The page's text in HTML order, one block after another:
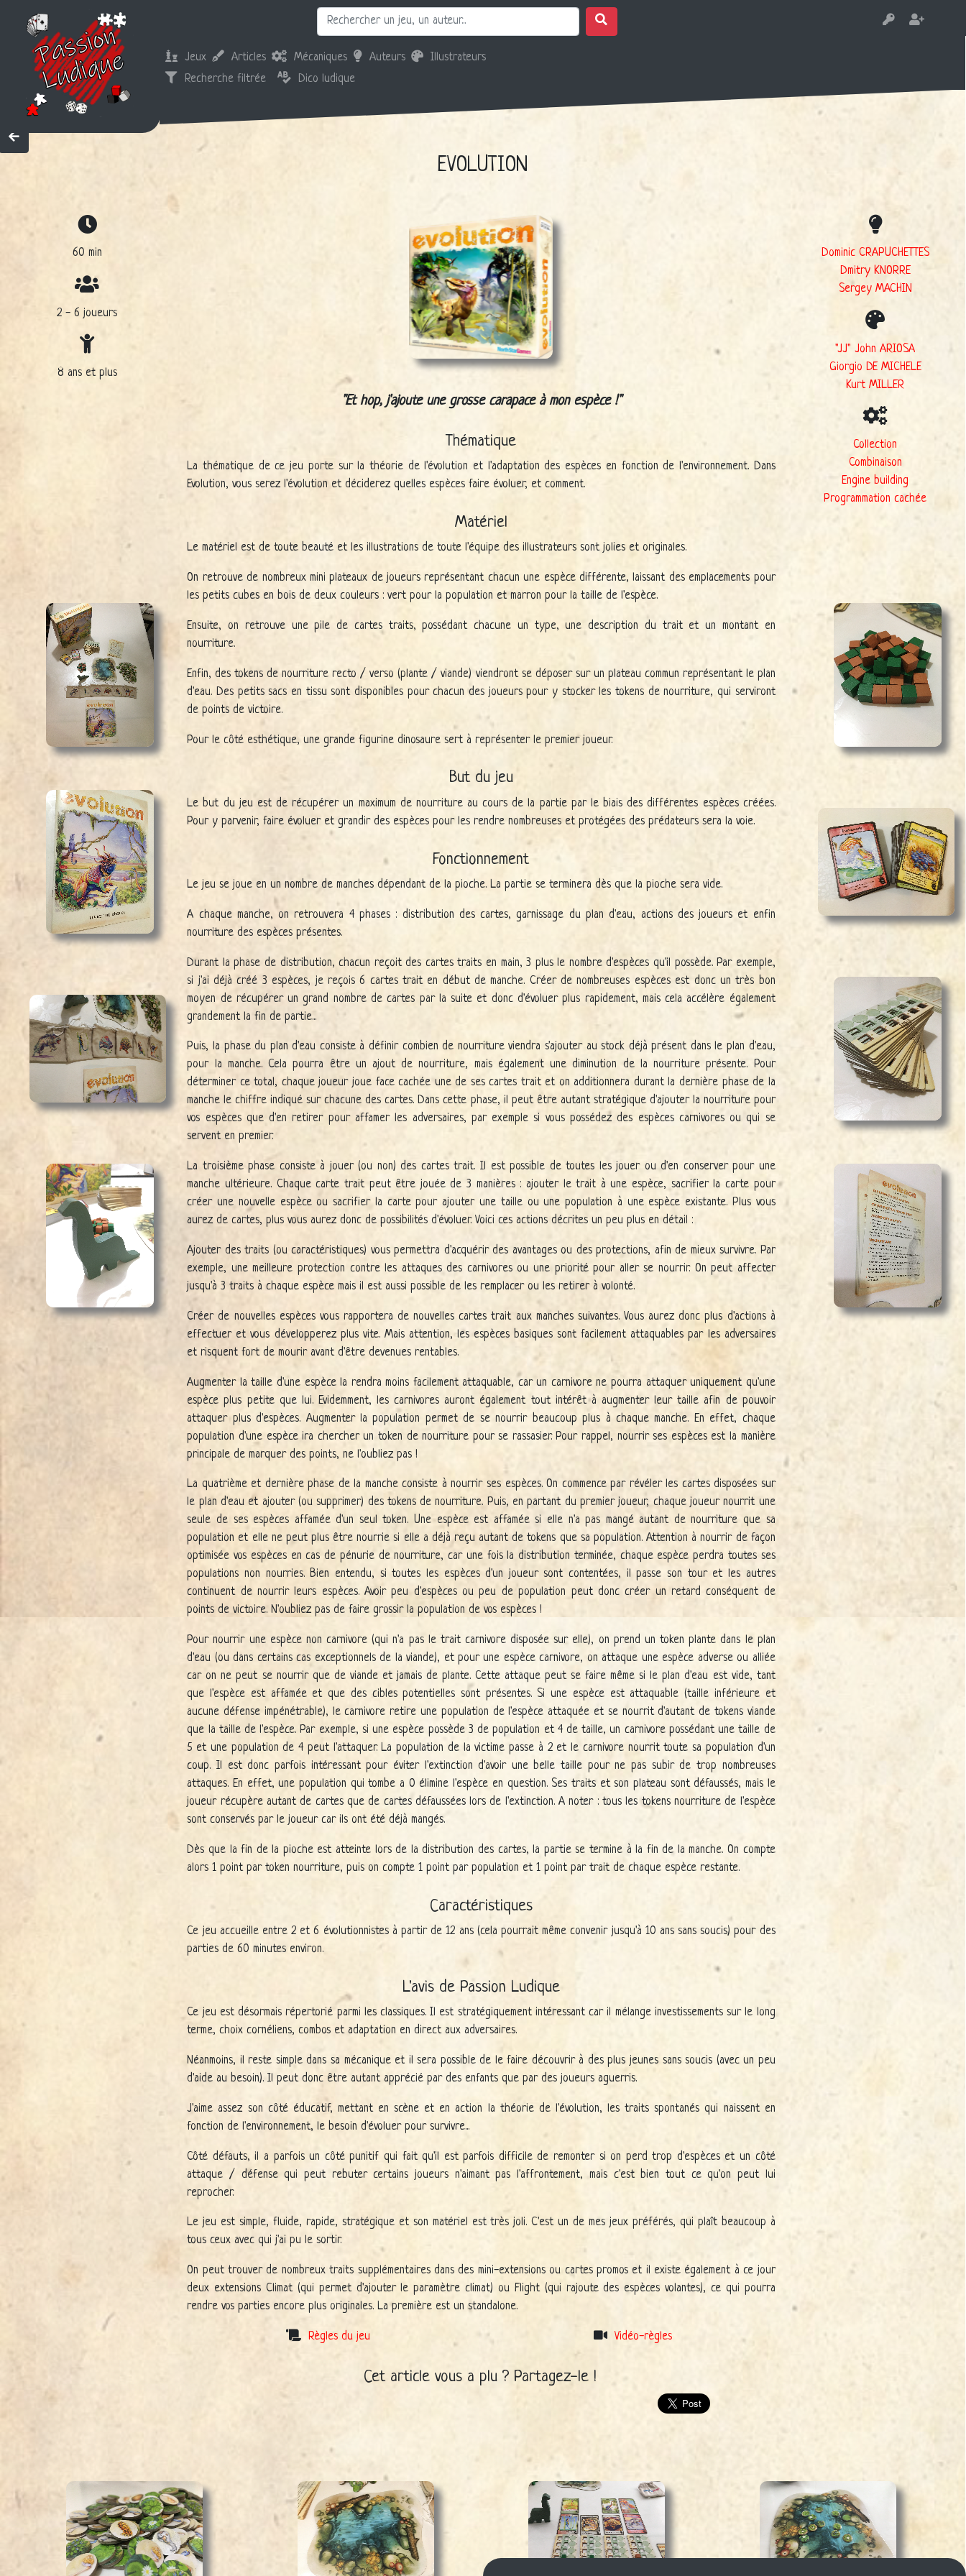
Jeux Articles Mécaniques Auteurs
Illustrateurs
Recherche filtrée
Dico ludique
EVOLUTION
60 min
2 - 6 joueurs
8 ans et plus
Et hop, j'ajoute une grosse carapace à mon espèce !
Thématique
La thématique de ce jeu porte sur la théorie de l'évolution et l'adaptation des espèces en fonction de l'environnement. Dans
Evolution, vous serez l'évolution et déciderez quelles espèces faire évoluer, et comment.
Matériel
Le matériel est de toute beauté et les illustrations de toute l'équipe des illustrateurs sont jolies et originales.
On retrouve de nombreux mini plateaux de joueurs représentant chacun une espèce différente, laissant des emplacements pour
les petits cubes en bois de deux couleurs : vert pour la population et marron pour la taille de l'espèce.
Ensuite, on retrouve une pile de cartes traits, possédant chacune un type, une description du trait et un montant en
nourriture.
Enfin, des tokens de nourriture recto / verso (plante / viande) viendront se déposer sur un plateau commun représentant le plan
d'eau. Des petits sacs en tissu sont disponibles pour chacun des joueurs pour y stocker les tokens de nourriture, qui serviront
de points de victoire.
Pour le côté esthétique, une grande figurine dinosaure sert à représenter le premier joueur.
But du jeu
Le but du jeu est de récupérer un maximum de nourriture au cours de la partie par le biais des différentes espèces créées.
Pour y parvenir, faire évoluer et grandir des espèces pour les rendre nombreuses et protégées des prédateurs sera la voie.
Fonctionnement
Le jeu se joue en un nombre de manches dépendant de la pioche. La partie se terminera dès que la pioche sera vide.
A chaque manche, on retrouvera 4 phases : distribution des cartes, garnissage du plan d'eau, actions des joueurs et enfin
nourriture des espèces présentes.
Durant la phase de distribution, chacun reçoit des cartes traits en main, 3 plus le nombre d'espèces qu'il possède. Par exemple,
si j'ai déjà créé 3 espèces, je reçois 6 cartes trait en début de manche. Créer de nombreuses espèces est donc un très bon
moyen de récupérer un grand nombre de cartes par la suite et donc d'évoluer plus rapidement, mais cela accélère également
grandement la fin de partie...
Puis, la phase du plan d'eau consiste à définir combien de nourriture viendra s'ajouter au stock déjà présent dans le plan d'eau,
pour la manche. Cela pourra être un ajout de nourriture, mais également une diminution de la nourriture présente. Pour
déterminer ce total, chaque joueur joue face cachée une de ses cartes trait et on additionnera durant la dernière phase de la
manche le chiffre indiqué sur chacune des cartes. Dans cette phase, il peut être autant stratégique d'ajouter la nourriture pour
vos espèces que d'en retirer pour affamer les adversaires, par exemple si vous possédez des espèces carnivores ou qui se
servent en premier.
La troisième phase consiste à jouer (ou non) des cartes trait. Il est possible de toutes les jouer ou d'en conserver pour une
manche ultérieure. Chaque carte trait peut être jouée de 3 manières : ajouter le trait à une espèce, sacrifier la carte pour
créer une nouvelle espèce ou sacrifier la carte pour ajouter une taille ou une population à une espèce existante. Plus vous
aurez de cartes, plus vous aurez donc de possibilités d'évoluer. Voici ces actions décrites un peu plus en détail :
Ajouter des traits (ou caractéristiques) vous permettra d'acquérir des avantages ou des protections, afin de mieux survivre. Par
exemple, une meilleure protection contre les attaques des carnivores ou une priorité pour aller se nourrir. On peut affecter
jusqu'à 3 traits à chaque espèce mais il est aussi possible de les remplacer ou les retirer à volonté.
Créer de nouvelles espèces vous rapportera de nouvelles cartes trait aux manches suivantes. Vous aurez donc plus d'actions à
effectuer et vous développerez plus vite. Mais attention, les espèces basiques sont facilement attaquables par les adversaires
et risquent fort de mourir avant d'être devenues rentables.
Augmenter la taille d'une espèce la rendra moins facilement attaquable, car un carnivore ne pourra attaquer uniquement qu'une
espèce plus petite que lui. Evidemment, les carnivores auront également tout intérêt à augmenter leur taille afin de pouvoir
attaquer plus d'espèces. Augmenter la population permet de se nourrir beaucoup plus à chaque manche. En effet, chaque
population d'une espèce ira chercher un token de nourriture pour se rassasier. Pour rappel, nourrir ses espèces est la manière
principale de marquer des points, ne l'oubliez pas !
La quatrième et dernière phase de la manche consiste à nourrir ses espèces. On commence par révéler les cartes disposées sur
le plan d'eau et ajouter (ou supprimer) des tokens de nourriture. Puis, en partant du premier joueur, chaque joueur nourrit une
seule de ses espèces affamée d'un seul token. Une espèce est affamée si elle n'a pas mangé autant de nourriture que sa
population et elle ne peut plus être nourrie si elle a déjà reçu autant de tokens que sa population. Attention à nourrir de façon
optimisée vos espèces en cas de pénurie de nourriture, car une fois la distribution terminée, chaque espèce perdra toutes ses
populations non nourries. Bien entendu, si toutes les espèces d'un joueur sont contentées, il passe son tour et les autres
continuent de nourrir leurs espèces. Avoir peu d'espèces ou peu de population peut donc créer un retard conséquent de
points de victoire. N'oubliez pas de faire grossir la population de vos espèces !
Pour nourrir une espèce non carnivore (qui n'a pas le trait carnivore disposée sur elle), on prend un token plante dans le plan
d'eau (ou dans certains cas exceptionnels de la viande), et pour une espèce carnivore, on attaque une espèce adverse ou alliée
car on ne peut se nourrir que de viande et jamais de plante. Cette attaque peut se faire même si le plan d'eau est vide, tant
que l'espèce est affamée et que des cibles potentielles sont présentes. Si une espèce est attaquable (taille inférieure et
aucune défense impénétrable), le carnivore retire une population de l'espèce attaquée et se nourrit d'autant de tokens viande
que la taille de l'espèce. Par exemple, si une espèce possède 3 de population et 4 de taille, un carnivore possédant une taille de
5 et une population de 4 peut l'attaquer. La population de la victime passe à 2 et le carnivore nourrit toute sa population d'un
coup. Il est donc parfois intéressant pour éviter l'extinction d'avoir une belle taille pour ne pas subir de trop nombreuses
attaques. En effet, une population qui tombe a 0 élimine l'espèce en question. Ses traits et son plateau sont défaussés, mais le
joueur récupère autant de cartes que de cartes défaussées lors de l'extinction. A noter : tous les tokens nourriture de l'espèce
sont conservés par le joueur car ils ont été déjà mangés.
Dès que la fin de la pioche est atteinte lors de la distribution des cartes, la partie se termine à la fin de la manche. On compte
alors 1 point par token nourriture, puis on compte 1 point par population et 1 point par trait de chaque espèce restante.
Caractéristiques
Ce jeu accueille entre 2 et 6 évolutionnistes à partir de 12 ans (cela pourrait même convenir jusqu'à 10 ans sans soucis) pour des
parties de 60 minutes environ.
L'avis de Passion Ludique
Ce jeu est désormais répertorié parmi les classiques. Il est stratégiquement intéressant car il mélange investissements sur le long
terme, choix cornéliens, combos et adaptation en direct aux adversaires.
Néanmoins, il reste simple dans sa mécanique et il sera possible de le faire découvrir à des plus jeunes sans soucis (avec un peu
d'aide au besoin). Il peut donc être autant apprécié par des enfants que par des joueurs aguerris.
J'aime assez son côté éducatif, mettant en scène et en action la théorie de l'évolution, les traits spontanés qui naissent en
fonction de l'environnement, le besoin d'évoluer pour survivre...
Côté défauts, il a parfois un côté punitif qui fait qu'il est parfois difficile de remonter si on perd trop d'espèces et un côté
attaque / défense qui peut rebuter certains joueurs n'aimant pas l'affrontement, mais c'est bien tout ce qu'on peut lui
reprocher.
Le jeu est simple, fluide, rapide, stratégique et son matériel est très joli. C'est un de mes jeux préférés, qui plaît beaucoup à
tous ceux avec qui j'ai pu le sortir.
On peut trouver de nombreux traits supplémentaires dans des mini-extensions ou cartes promos et il existe également à ce jour
deux extensions Climat (qui permet d'ajouter le paramètre climat) ou Flight (qui rajoute des espèces volantes), ce qui pourra
rendre vos parties encore plus originales. La première est un standalone.
Règles du jeu Vidéo-règles
Cet article vous a plu ? Partagez-le !
Dominic CRAPUCHETTES
Dmitry KNORRE
Sergey MACHIN
"JJ" John ARIOSA
Giorgio DE MICHELE
Kurt MILLER
Collection
Combinaison
Engine building
Programmation cachée